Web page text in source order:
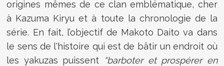
origines mêmes de ce clan emblématique, cher
à Kazuma Kiryu et à toute la chronologie de la
série. En fait, l’objectif de Makoto Daito va dans
le sens de l'histoire qui est de bâtir un endroit où
les yakuzas puissent
“barboter et prospérer en